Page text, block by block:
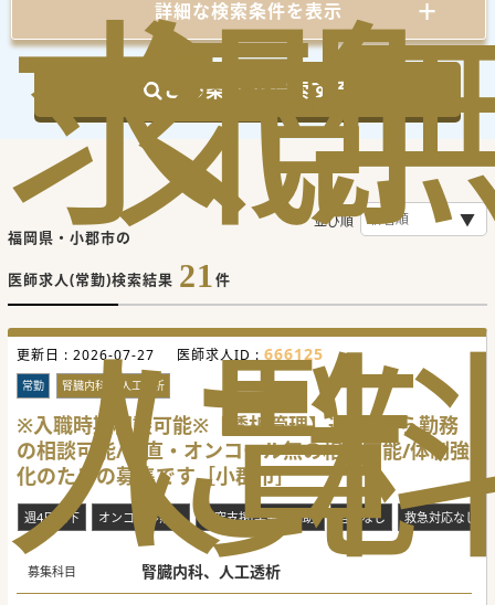
求
人
気
に
閲
覧
詳細な検索条件を表示
この条件で検索する
福岡県・小郡市の
医師求人(常勤)検索結果 21件
並び順
更新日 : 2026-07-27 医師求人ID : 666125
常勤 腎臓内科 人工透析
※入職時期相談可能※【透析管理】週4日から勤務
の相談可能/当直・オンコール無の相談可能/体制強
化のための募集です［小郡市］
週4日以下 オンコール無し 研究支援(学会費補助) 当直なし 救急対応なし
募集科目 腎臓内科、人工透析